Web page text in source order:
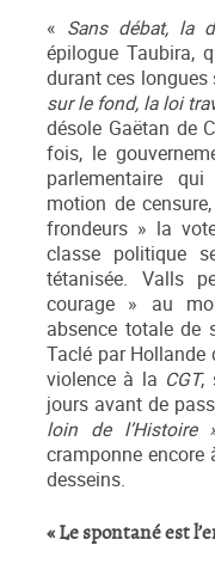
« Sans débat, la
épilogue Taubira,
durant ces longues
sur le fond, la loi
désole Gaëtan de
fois, le
parlementaire
motion de
frondeurs » la
classe politique
tétanisée. Valls
courage » au
absence totale de
Taclé par Hollande
violence à la CGT,
jours avant de
loin de l’Histoire
cramponne encore
desseins.
« Le spontané est